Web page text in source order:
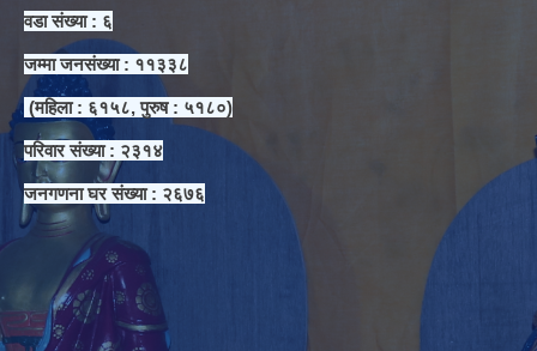
वडा संख्या : ६
जम्मा जनसंख्या : ११३३८
(महिला : ६१५८, पुरुष : ५१८०)
परिवार संख्या : २३१४
जनगणना घर संख्या : २६७६